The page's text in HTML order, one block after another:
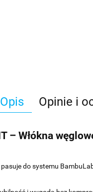
Opis Opinie i
– Włókna
do systemu